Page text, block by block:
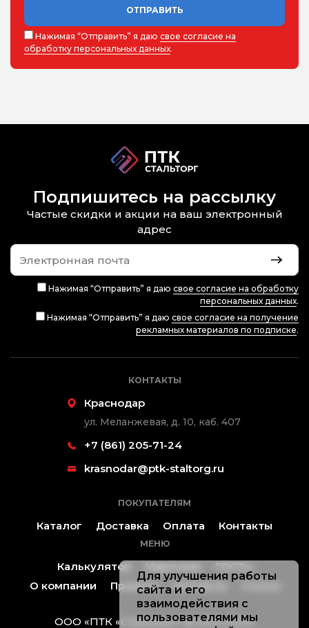
ОТПРАВИТЬ
Нажимая “Отправить” я даю свое согласие на
обработку персональных данных.
Подпишитесь на рассылку
Частые скидки и акции на ваш электронный
адрес
Нажимая “Отправить” я даю свое согласие на обработку
персональных данных.
Нажимая “Отправить” я даю свое согласие на получение
рекламных материалов по подписке.
КОНТАКТЫ
Краснодар
ул. Меланжевая, д. 10, каб. 407
+7 (861) 205-71-24
krasnodar@ptk-staltorg.ru
ПОКУПАТЕЛЯМ
Каталог Доставка Оплата Контакты
МЕНЮ
Калькулятор Марочник
ГОСТы
О компании
Проекты Контакты
ООО «ПТК «Стальторг» ® 2019-2026.
Для улучшения работы
сайта и его
взаимодействия с
пользователями мы